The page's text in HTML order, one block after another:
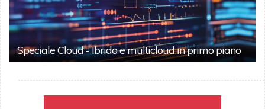
Speciale Cloud - Ibrido e multicloud in primo piano